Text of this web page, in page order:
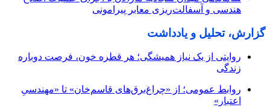
هندسی و آسفالت‌ریزی معابر پیرامونی
گزارش، تحلیل و یادداشت
روایتی از یک نیاز همیشگی؛ هر قطره خون، فرصت دوباره
زندگی
روابط عمومی؛ از «چراغ‌برق‌های قاسم‌خان» تا «مهندسیِ
اعتبار»